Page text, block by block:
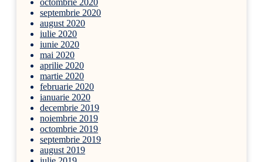
octombrie 2020
septembrie 2020
august 2020
iulie 2020
iunie 2020
mai 2020
aprilie 2020
martie 2020
februarie 2020
ianuarie 2020
decembrie 2019
noiembrie 2019
octombrie 2019
septembrie 2019
august 2019